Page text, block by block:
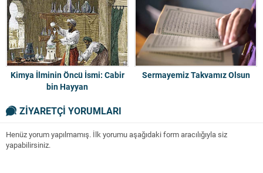
Kimya İlminin Öncü İsmi: Cabir
bin Hayyan
Sermayemiz Takvamız Olsun
ZİYARETÇİ YORUMLARI
Henüz yorum yapılmamış. İlk yorumu aşağıdaki form aracılığıyla siz
yapabilirsiniz.